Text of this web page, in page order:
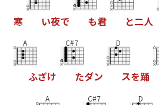
寒 い夜で も君 と二人
A
ふざけ
C#7
たダン
D
スを踊
A C#7 D